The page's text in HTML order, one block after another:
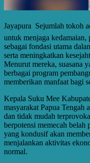
Jayapura  Sejumlah tokoh
untuk menjaga kedamaian,
sebagai fondasi utama
serta meningkatkan
Menurut mereka, suasana
berbagai program
memberikan manfaat bagi
Kepala Suku Mee
masyarakat Papua Tengah
dan tidak mudah
berpotensi memecah belah
yang kondusif akan
menjalankan aktivitas
normal.